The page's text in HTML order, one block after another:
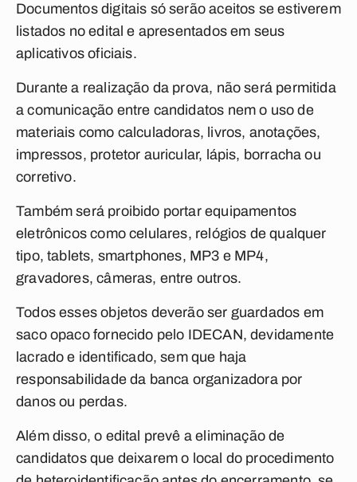
Documentos digitais só serão aceitos se estiverem
listados no edital e apresentados em seus
aplicativos oficiais.
Durante a realização da prova, não será permitida
a comunicação entre candidatos nem o uso de
materiais como calculadoras, livros, anotações,
impressos, protetor auricular, lápis, borracha ou
corretivo.
Também será proibido portar equipamentos
eletrônicos como celulares, relógios de qualquer
tipo, tablets, smartphones, MP3 e MP4,
gravadores, câmeras, entre outros.
Todos esses objetos deverão ser guardados em
saco opaco fornecido pelo IDECAN, devidamente
lacrado e identificado, sem que haja
responsabilidade da banca organizadora por
danos ou perdas.
Além disso, o edital prevê a eliminação de
candidatos que deixarem o local do procedimento